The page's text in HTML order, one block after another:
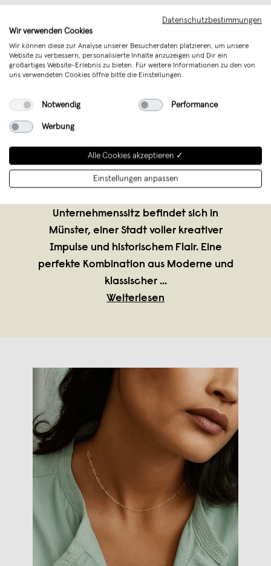
2011 gegründet, gehört ANOA zu
Deutschlands aufstrebenden
Unternehmenssitz befindet sich in
Münster, einer Stadt voller kreativer
Impulse und historischem Flair. Eine
perfekte Kombination aus Moderne und
klassischer ...
Weiterlesen
Datenschutzbestimmungen
Wir verwenden Cookies
Wir können diese zur Analyse unserer Besucherdaten platzieren, um unsere
Website zu verbessern, personalisierte Inhalte anzuzeigen und Dir ein
großartiges Website-Erlebnis zu bieten. Für weitere Informationen zu den von
uns verwendeten Cookies öffne bitte die Einstellungen.
Notwendig Performance
Werbung
Alle Cookies akzeptieren ✓
Einstellungen anpassen